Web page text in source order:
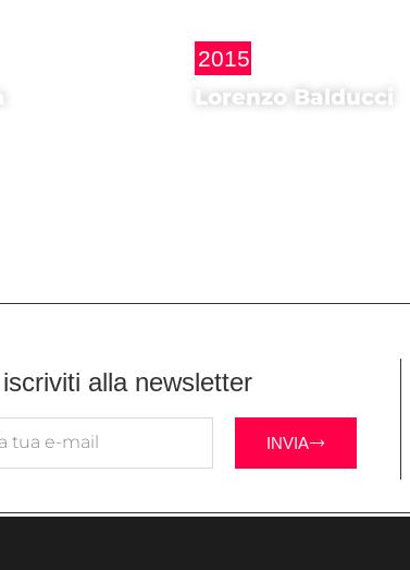
2015
Lorenzo Balducci
iscriviti alla newsletter
INVIA